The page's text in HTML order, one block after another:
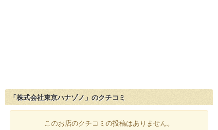
「株式会社東京ハナゾノ」のクチコミ
このお店のクチコミの投稿はありません。